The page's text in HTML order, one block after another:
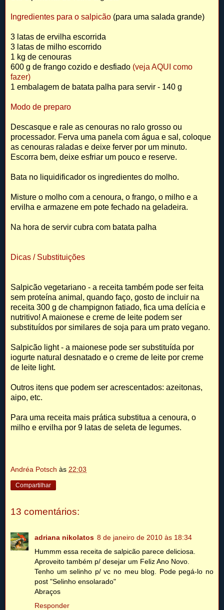
Ingredientes para o salpicão (para uma salada grande)
3 latas de ervilha escorrida
3 latas de milho escorrido
1 kg de cenouras
600 g de frango cozido e desfiado (veja AQUI como
fazer)
1 embalagem de batata palha para servir - 140 g
Modo de preparo
Descasque e rale as cenouras no ralo grosso ou
processador. Ferva uma panela com água e sal, coloque
as cenouras raladas e deixe ferver por um minuto.
Escorra bem, deixe esfriar um pouco e reserve.
Bata no liquidificador os ingredientes do molho.
Misture o molho com a cenoura, o frango, o milho e a
ervilha e armazene em pote fechado na geladeira.
Na hora de servir cubra com batata palha
Dicas / Substituições
Salpicão vegetariano - a receita também pode ser feita
sem proteína animal, quando faço, gosto de incluir na
receita 300 g de champignon fatiado, fica uma delícia e
nutritivo! A maionese e creme de leite podem ser
substituídos por similares de soja para um prato vegano.
Salpicão light - a maionese pode ser substituída por
iogurte natural desnatado e o creme de leite por creme
de leite light.
Outros itens que podem ser acrescentados: azeitonas,
aipo, etc.
Para uma receita mais prática substitua a cenoura, o
milho e ervilha por 9 latas de seleta de legumes.
Andréa Potsch às 22:03
Compartilhar
13 comentários:
adriana nikolatos 8 de janeiro de 2010 às 18:34
Hummm essa receita de salpicão parece deliciosa.
Aproveito também p/ desejar um Feliz Ano Novo.
Tenho um selinho p/ vc no meu blog. Pode pegá-lo no
post "Selinho ensolarado"
Abraços
Responder